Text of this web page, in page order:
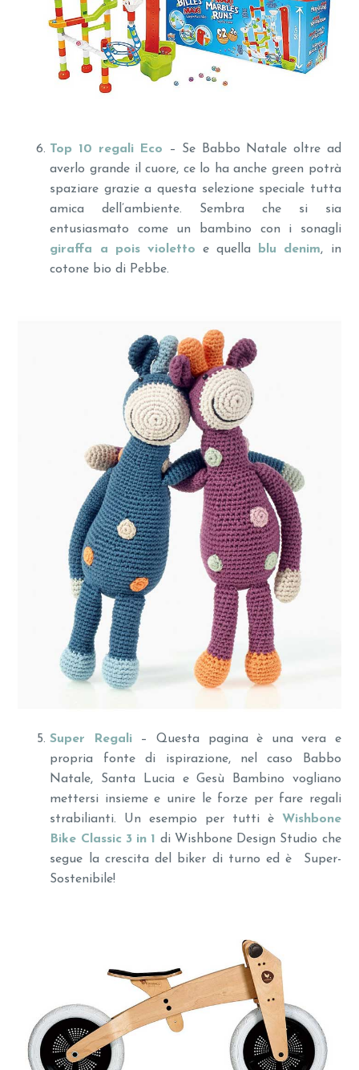
Top 10 regali Eco – Se Babbo Natale oltre ad
averlo grande il cuore, ce lo ha anche green potrà
spaziare grazie a questa selezione speciale tutta
amica dell’ambiente. Sembra che si sia
entusiasmato come un bambino con i sonagli
giraffa a pois violetto e quella blu denim, in
cotone bio di Pebbe.
Super Regali– Questa pagina è una vera e
propria fonte di ispirazione, nel caso Babbo
Natale, Santa Lucia e Gesù Bambino vogliano
mettersi insieme e unire le forze per fare regali
strabilianti. Un esempio per tutti è Wishbone
Bike Classic 3 in 1
di Wishbone Design Studio che
segue la crescita del biker di turno ed è Super-
Sostenibile!